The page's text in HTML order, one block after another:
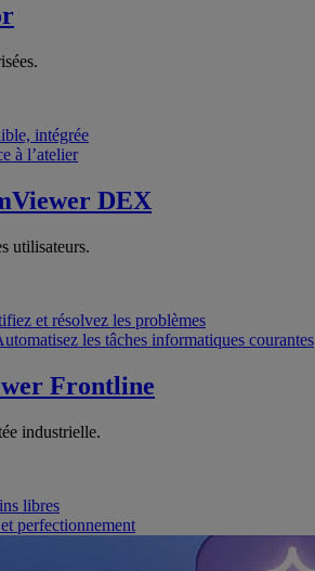
intégrée
à l’atelier
DEX
utilisateurs.
et résolvez les problèmes
les tâches informatiques courantes
Frontline
industrielle.
libres
perfectionnement